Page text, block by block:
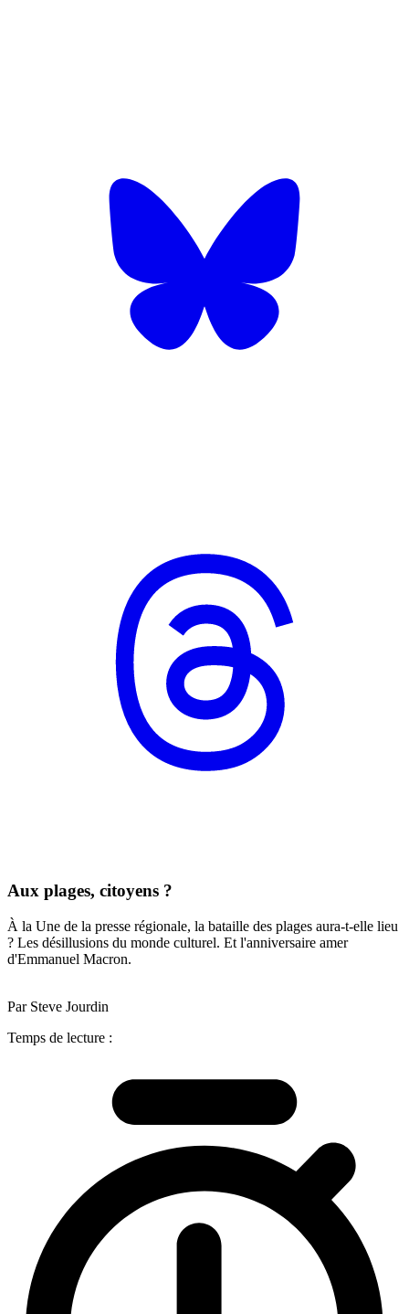
Aux plages, citoyens ?
À la Une de la presse régionale, la bataille des plages aura-t-elle lieu
? Les désillusions du monde culturel. Et l'anniversaire amer
d'Emmanuel Macron.
Par Steve Jourdin
Temps de lecture :